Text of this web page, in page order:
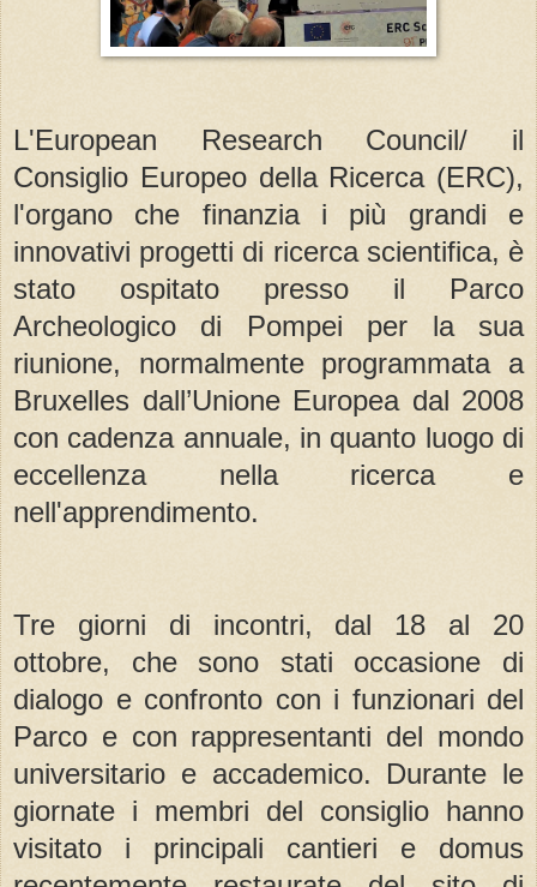
L'European Research Council/ il
Consiglio Europeo della Ricerca (ERC),
l'organo che finanzia i più grandi e
innovativi progetti di ricerca scientifica, è
stato ospitato presso il Parco
Archeologico di Pompei per la sua
riunione, normalmente programmata a
Bruxelles dall’Unione Europea dal 2008
con cadenza annuale, in quanto luogo di
eccellenza nella ricerca e
nell'apprendimento.
Tre giorni di incontri, dal 18 al 20
ottobre, che sono stati occasione di
dialogo e confronto con i funzionari del
Parco e con rappresentanti del mondo
universitario e accademico. Durante le
giornate i membri del consiglio hanno
visitato i principali cantieri e domus